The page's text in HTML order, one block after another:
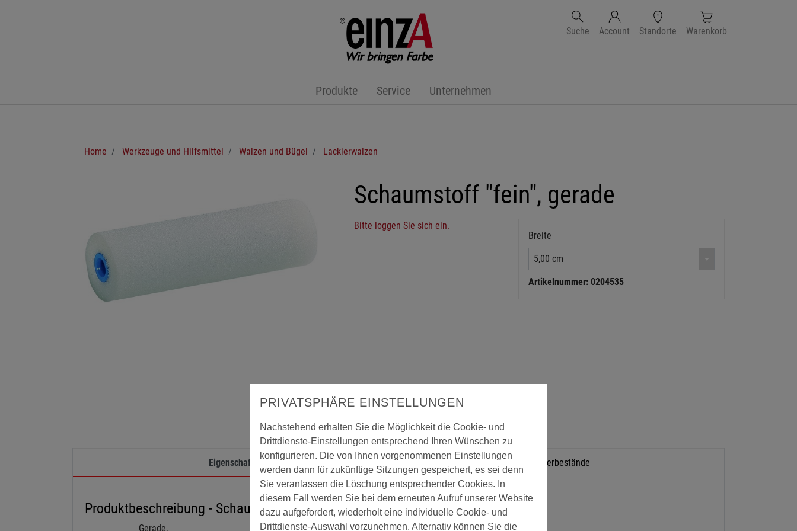
Produkte Service Unternehmen
Suche Account Standorte Warenkorb
Home Werkzeuge und Hilfsmittel Walzen und Bügel Lackierwalzen
Schaumstoff "fein", gerade
Bitte loggen Sie sich ein.
Breite
5,00 cm
Artikelnummer: 0204535
Eigenschaften Lagerbestände
Produktbeschreibung - Schaumstoff "fein", gerade
Gerade.
PRIVATSPHÄRE EINSTELLUNGEN
Nachstehend erhalten Sie die Möglichkeit die Cookie- und
Drittdienste-Einstellungen entsprechend Ihren Wünschen zu
konfigurieren. Die von Ihnen vorgenommenen Einstellungen
werden dann für zukünftige Sitzungen gespeichert, es sei denn
Sie veranlassen die Löschung entsprechender Cookies. In
diesem Fall werden Sie bei dem erneuten Aufruf unserer Website
dazu aufgefordert, wiederholt eine individuelle Cookie- und
Drittdienste-Auswahl vorzunehmen. Alternativ können Sie die